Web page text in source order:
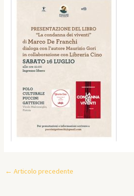
← Articolo precedente